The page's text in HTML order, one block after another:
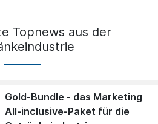
Topnews aus der
Gold-Bundle - das Marketing
All-inclusive-Paket für die